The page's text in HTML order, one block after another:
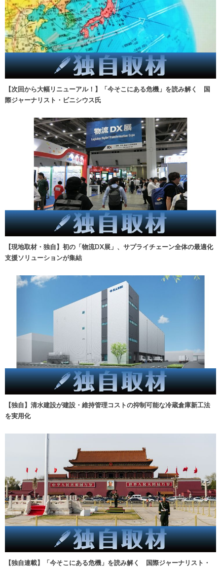
【次回から大幅リニューアル！】「今そこにある危機」を読み解く 国
際ジャーナリスト・ビニシウス氏
【現地取材・独自】初の「物流DX展」、サプライチェーン全体の最適化
支援ソリューションが集結
【独自】清水建設が建設・維持管理コストの抑制可能な冷蔵倉庫新工法
を実用化
【独自連載】「今そこにある危機」を読み解く 国際ジャーナリスト・